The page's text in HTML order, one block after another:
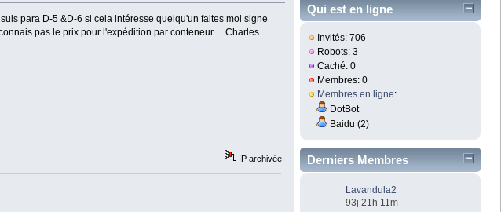
para D-5 &D-6 si cela intéresse quelqu'un faites moi signe
pas le prix pour l'expédition par conteneur ....Charles
IP archivée
Qui est en ligne
Invités: 706
Robots: 3
Caché: 0
Membres: 0
Membres en ligne:
DotBot
Baidu (2)
Derniers Membres
Lavandula2
93j 21h 11m